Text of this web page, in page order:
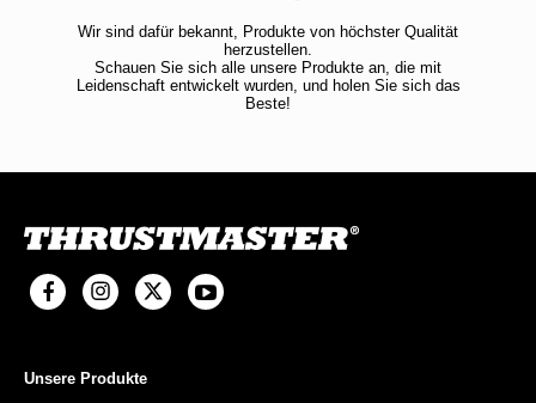
Wir sind dafür bekannt, Produkte von höchster Qualität
herzustellen.
Schauen Sie sich alle unsere Produkte an, die mit
Leidenschaft entwickelt wurden, und holen Sie sich das
Beste!
Unsere Produkte